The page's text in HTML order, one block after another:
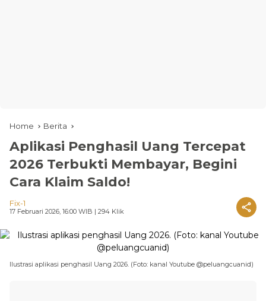
Home Berita
Aplikasi Penghasil Uang Tercepat
2026 Terbukti Membayar, Begini
Cara Klaim Saldo!
Fix-1
17 Februari 2026, 16:00 WIB | 294 Klik
Ilustrasi aplikasi penghasil Uang 2026. (Foto: kanal Youtube @peluangcuanid)